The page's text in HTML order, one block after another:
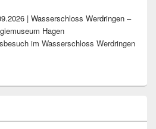
| Wasserschloss Werdringen –
Hagen
im Wasserschloss Werdringen